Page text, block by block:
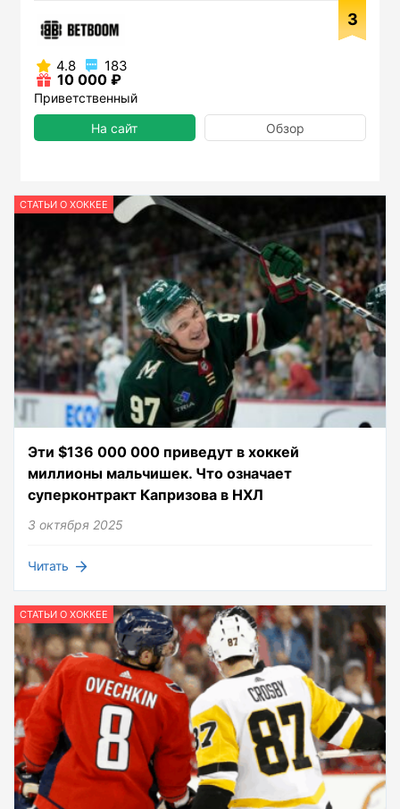
3
4.8 183
10 000 ₽
Приветственный
На сайт
Обзор
СТАТЬИ О ХОККЕЕ
Эти $136 000 000 приведут в хоккей
миллионы мальчишек. Что означает
суперконтракт Капризова в НХЛ
3 октября 2025
Читать
СТАТЬИ О ХОККЕЕ